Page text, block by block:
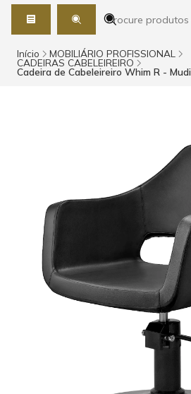
Início MOBILIÁRIO PROFISSIONAL
CADEIRAS CABELEIREIRO
Cadeira de Cabeleireiro Whim R - Mudi